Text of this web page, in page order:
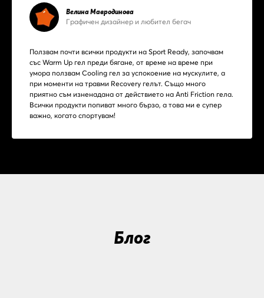
Велина Мавродинова
Графичен дизайнер и любител бегач
Ползвам почти всички продукти на Sport Readу, започвам
със Warm Up гел преди бягане, от време на време при
умора ползвам Cooling гел за успокоение на мускулите, а
при моменти на травми Recovery гелът. Също много
приятно съм изненадана от действието на Аnti Friction гела.
Всички продукти попиват много бързо, а това ми е супер
важно, когато спортувам!
Блог